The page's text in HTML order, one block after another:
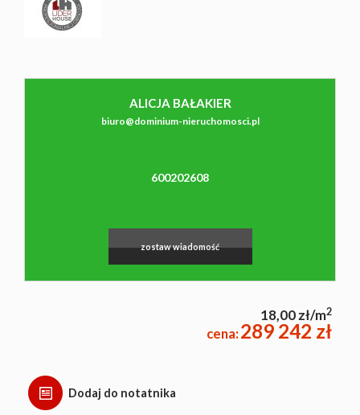
WARTO
Leaflet|©OpenStreetMap
ALICJA BAŁAKIER
biuro@dominium-nieruchomosci.pl
600202608
zostaw wiadomość
18,00 zł/m2
cena:289 242 zł
Dodaj do notatnika